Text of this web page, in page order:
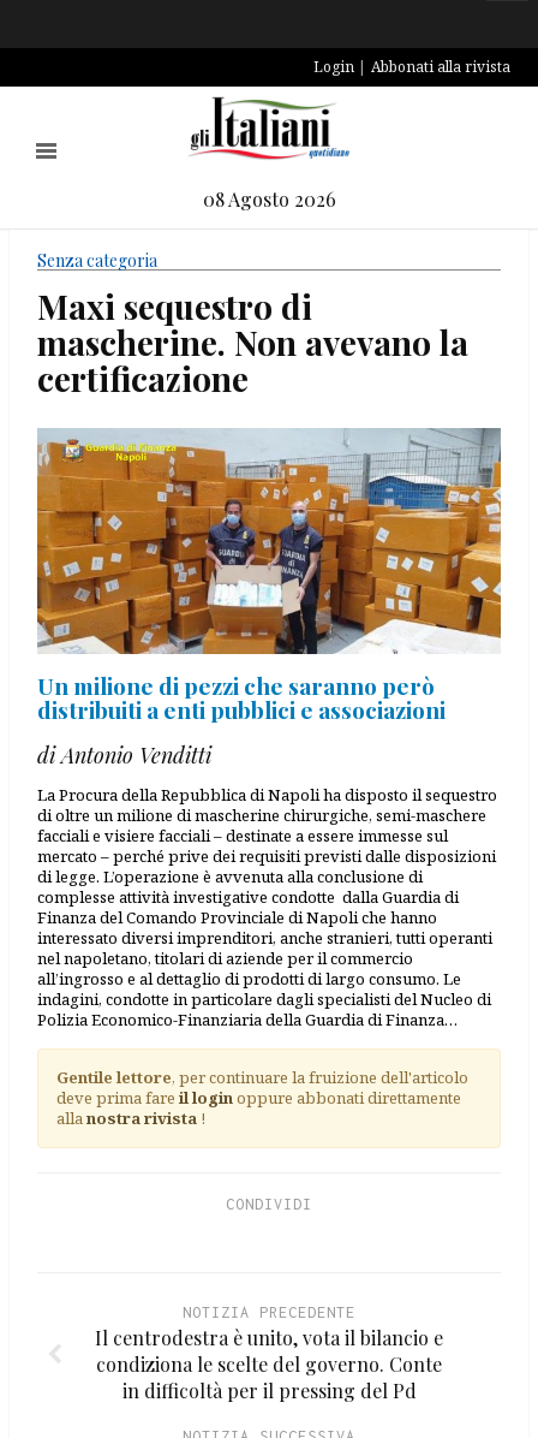
Login Abbonati alla rivista
08 Agosto 2026
Senza categoria
Maxi sequestro di
mascherine. Non avevano la
certificazione
Un milione di pezzi che saranno però
distribuiti a enti pubblici e associazioni
di Antonio Venditti
La Procura della Repubblica di Napoli ha disposto il sequestro
di oltre un milione di mascherine chirurgiche, semi-maschere
facciali e visiere facciali – destinate a essere immesse sul
mercato – perché prive dei requisiti previsti dalle disposizioni
di legge. L’operazione è avvenuta alla conclusione di
complesse attività investigative condotte dalla Guardia di
Finanza del Comando Provinciale di Napoli che hanno
interessato diversi imprenditori, anche stranieri, tutti operanti
nel napoletano, titolari di aziende per il commercio
all’ingrosso e al dettaglio di prodotti di largo consumo. Le
indagini, condotte in particolare dagli specialisti del Nucleo di
Polizia Economico-Finanziaria della Guardia di Finanza…
Gentile lettore, per continuare la fruizione dell'articolo
deve prima fare il loginoppure abbonati direttamente
allanostra rivista !
CONDIVIDI
NOTIZIA PRECEDENTE
Il centrodestra è unito, vota il bilancio e
condiziona le scelte del governo. Conte
in difficoltà per il pressing del Pd